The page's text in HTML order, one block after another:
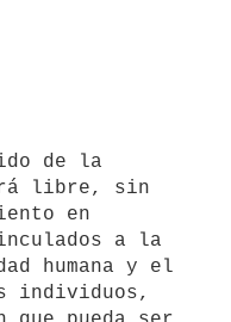
libre, sin
en
a la
humana y el
individuos,